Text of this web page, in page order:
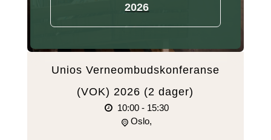
2026
Unios Verneombudskonferanse
(VOK) 2026 (2 dager)
10:00 - 15:30
Oslo,